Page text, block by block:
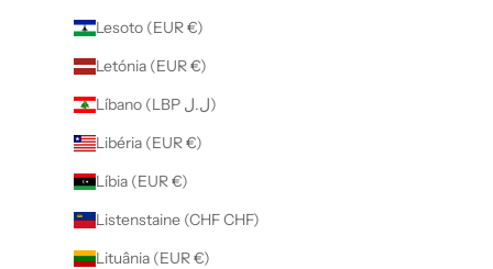
Lesoto (EUR €)
Letónia (EUR €)
Líbano (LBP ل.ل)
Libéria (EUR €)
Líbia (EUR €)
Listenstaine (CHF CHF)
Lituânia (EUR €)